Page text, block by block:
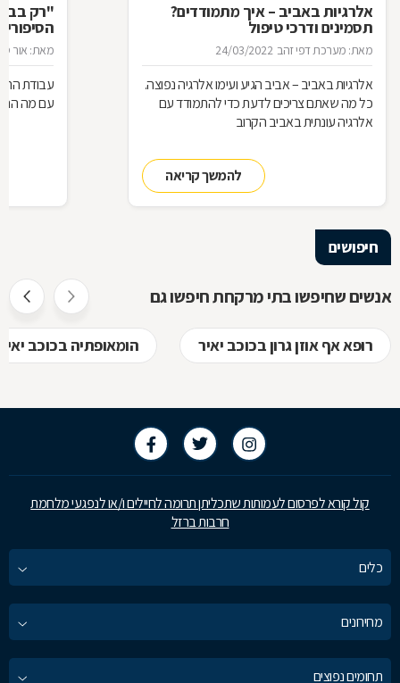
אלרגיות באביב – איך מתמודדים?
תסמינים ודרכי טיפול
מאת: מערכת דפי זהב 24/03/2022
אלרגיות באביב – אביב הגיע ועימו אלרגיה נפוצה.
כל מה שאתם צריכים לדעת כדי להתמודד עם
אלרגיה עונתית באביב הקרוב
להמשך קריאה
"רק
מאת: אור
עבודת
עם מה הם
חיפושים
אנשים שחיפשו בתי מרקחת חיפשו גם
רופא אף אוזן גרון בכוכב יאיר הומאופתיה בכוכב יאיר
קול קורא לפרסום לעמותות שתכליתן תרומה לחיילים ו/או לנפגעי מלחמת
חרבות ברזל
כלים
מחירונים
תחומים נפוצים